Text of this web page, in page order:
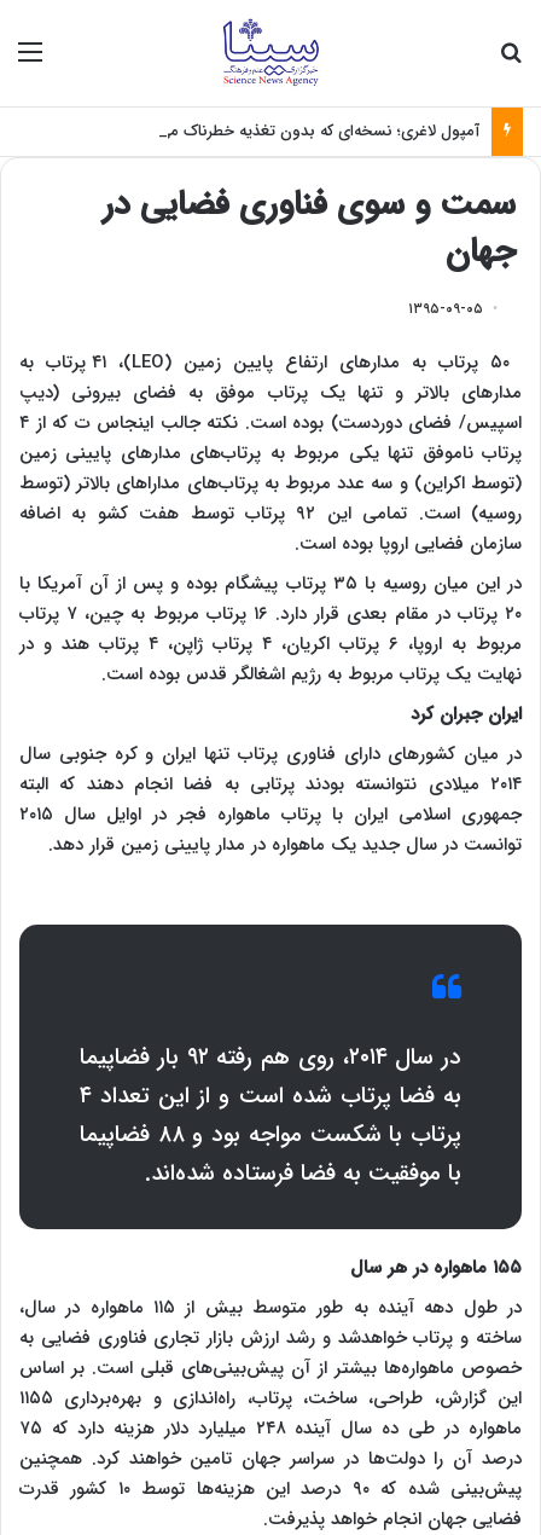
آمپول لاغری؛ نسخه‌ای که بدون تغذیه خطرناک می‌شود
سمت و سوی فناوری فضایی در
جهان
۱۳۹۵-۰۹-۰۵
۵۰ پرتاب به مدارهای ارتفاع پایین زمین (LEO)، ۴۱ پرتاب به
مدارهای بالاتر و تنها یک پرتاب موفق به فضای بیرونی (دیپ
اسپیس/ فضای دوردست) بوده است. نکته جالب اینجاس ت که از ۴
پرتاب ناموفق تنها یکی مربوط به پرتاب‌های مدارهای پایینی زمین
(توسط اکراین) و سه عدد مربوط به پرتاب‌‌های مداراهای بالاتر (توسط
روسیه) است. تمامی این ۹۲ پرتاب توسط هفت کشو به اضافه
سازمان فضایی اروپا بوده است.
در این میان روسیه با ۳۵ پرتاب پیشگام بوده و پس از آن آمریکا با
۲۰ پرتاب در مقام بعدی قرار دارد. ۱۶ پرتاب مربوط به چین، ۷ پرتاب
مربوط به اروپا، ۶ پرتاب اکریان، ۴ پرتاب ژاپن، ۴ پرتاب هند و در
نهایت یک پرتاب مربوط به رژیم اشغالگر قدس بوده است.
ایران جبران کرد
در میان کشورهای دارای فناوری پرتاب تنها ایران و کره جنوبی سال
۲۰۱۴ میلادی نتوانسته بودند پرتابی به فضا انجام دهند که البته
جمهوری اسلامی ایران با پرتاب ماهواره فجر در اوایل سال ۲۰۱۵
توانست در سال جدید یک ماهواره در مدار پایینی زمین قرار دهد.
در سال ۲۰۱۴، روی هم رفته ۹۲ بار فضاپیما
به فضا پرتاب شده است و از این تعداد ۴
پرتاب با شکست مواجه بود و ۸۸ فضاپیما
با موفقیت به فضا فرستاده شده‌اند.
۱۵۵ ماهواره در هر سال
در طول دهه آینده به طور متوسط بیش از ۱۱۵ ماهواره در سال،
ساخته و پرتاب خواهدشد و رشد ارزش بازار تجاری فناوری فضایی به
خصوص ماهواره‌ها بیشتر از آن پیش‌بینی‌های قبلی است. بر اساس
این گزارش، طراحی، ساخت، پرتاب، راه‌اندازی و بهره‌برداری ۱۱۵۵
ماهواره در طی ده سال آینده ۲۴۸ میلیارد دلار هزینه دارد که ۷۵
درصد آن را دولت‌ها در سراسر جهان تامین خواهند کرد. همچنین
پیش‌بینی شده که ۹۰ درصد این هزینه‌ها توسط ۱۰ کشور قدرت
فضایی جهان انجام خواهد پذیرفت.